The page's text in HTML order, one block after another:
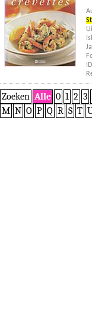
Zoeken Alle 0 1 2 3
M N O P Q R S T